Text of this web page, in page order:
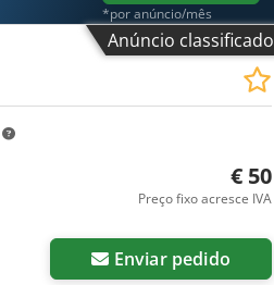
*por anúncio/mês
Anúncio classificado
€ 50
Preço fixo acresce IVA
Enviar pedido